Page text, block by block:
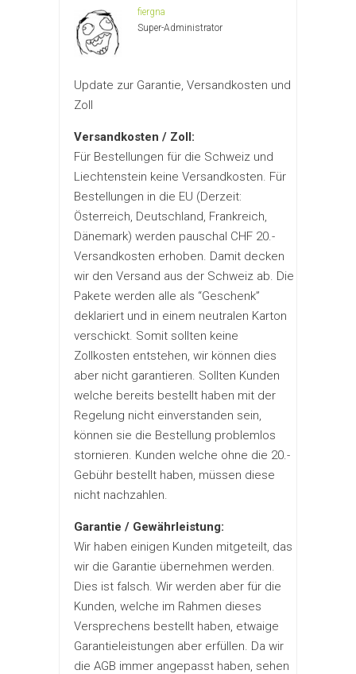
fiergna
Super-Administrator
Update zur Garantie, Versandkosten und
Zoll
Versandkosten / Zoll:
Für Bestellungen für die Schweiz und
Liechtenstein keine Versandkosten. Für
Bestellungen in die EU (Derzeit:
Österreich, Deutschland, Frankreich,
Dänemark) werden pauschal CHF 20.-
Versandkosten erhoben. Damit decken
wir den Versand aus der Schweiz ab. Die
Pakete werden alle als “Geschenk”
deklariert und in einem neutralen Karton
verschickt. Somit sollten keine
Zollkosten entstehen, wir können dies
aber nicht garantieren. Sollten Kunden
welche bereits bestellt haben mit der
Regelung nicht einverstanden sein,
können sie die Bestellung problemlos
stornieren. Kunden welche ohne die 20.-
Gebühr bestellt haben, müssen diese
nicht nachzahlen.
Garantie / Gewährleistung:
Wir haben einigen Kunden mitgeteilt, das
wir die Garantie übernehmen werden.
Dies ist falsch. Wir werden aber für die
Kunden, welche im Rahmen dieses
Versprechens bestellt haben, etwaige
Garantieleistungen aber erfüllen. Da wir
die AGB immer angepasst haben, sehen